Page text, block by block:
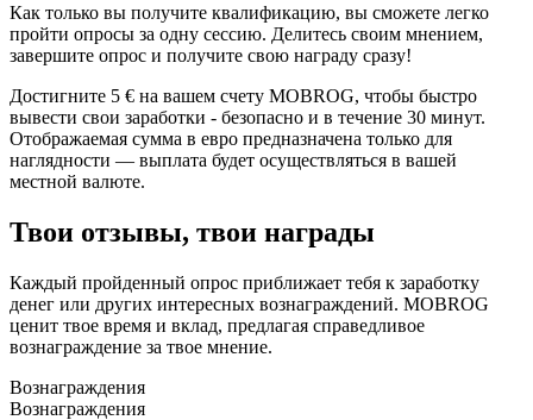
Как только вы получите квалификацию, вы сможете легко
пройти опросы за одну сессию. Делитесь своим мнением,
завершите опрос и получите свою награду сразу!
Достигните 5 € на вашем счету MOBROG, чтобы быстро
вывести свои заработки - безопасно и в течение 30 минут.
Отображаемая сумма в евро предназначена только для
наглядности — выплата будет осуществляться в вашей
местной валюте.
Твои отзывы, твои награды
Каждый пройденный опрос приближает тебя к заработку
денег или других интересных вознаграждений. MOBROG
ценит твое время и вклад, предлагая справедливое
вознаграждение за твое мнение.
Вознаграждения
Вознаграждения